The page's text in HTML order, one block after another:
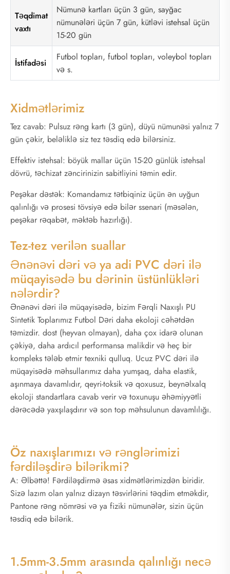
Təqdimat
vaxtı
Nümunə kartları üçün 3 gün, sayğac
nümunələri üçün 7 gün, kütləvi istehsal üçün
15-20 gün
İstifadəsi
Futbol topları, futbol topları, voleybol topları
və s.
Xidmətlərimiz
Tez cavab: Pulsuz rəng kartı (3 gün), düyü nümunəsi yalnız 7
gün çəkir, beləliklə siz tez təsdiq edə bilərsiniz.
Effektiv istehsal: böyük mallar üçün 15-20 günlük istehsal
dövrü, təchizat zəncirinizin sabitliyini təmin edir.
Peşəkar dəstək: Komandamız tətbiqiniz üçün ən uyğun
qalınlığı və prosesi tövsiyə edə bilər ssenari (məsələn,
peşəkar rəqabət, məktəb hazırlığı).
Tez-tez verilən suallar
Ənənəvi dəri və ya adi PVC dəri ilə
müqayisədə bu dərinin üstünlükləri
nələrdir?
Ənənəvi dəri ilə müqayisədə, bizim Fərqli Naxışlı PU
Sintetik Toplarımız Futbol Dəri daha ekoloji cəhətdən
təmizdir. dost (heyvan olmayan), daha çox idarə olunan
çəkiyə, daha ardıcıl performansa malikdir və heç bir
kompleks tələb etmir texniki qulluq. Ucuz PVC dəri ilə
müqayisədə məhsullarımız daha yumşaq, daha elastik,
aşınmaya davamlıdır, qeyri-toksik və qoxusuz, beynəlxalq
ekoloji standartlara cavab verir və toxunuşu əhəmiyyətli
dərəcədə yaxşılaşdırır və son top məhsulunun davamlılığı.
Öz naxışlarımızı və rənglərimizi
fərdiləşdirə bilərikmi?
A: Əlbəttə! Fərdiləşdirmə əsas xidmətlərimizdən biridir.
Sizə lazım olan yalnız dizayn təsvirlərini təqdim etməkdir,
Pantone rəng nömrəsi və ya fiziki nümunələr, sizin üçün
təsdiq edə bilərik.
1.5mm-3.5mm arasında qalınlığı necə